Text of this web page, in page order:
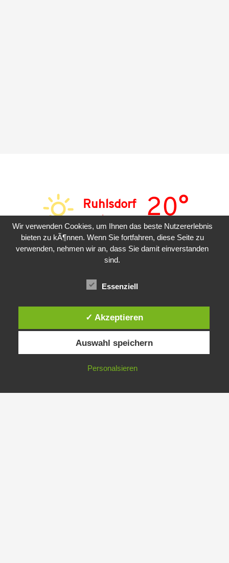
Ruhlsdorf
sonnig 20°
SAM SON MON
Copyright © 2026 | Präsentiert vonAstra-WordPress-Theme
Wir verwenden Cookies, um Ihnen das beste Nutzererlebnis
bieten zu kÃ¶nnen. Wenn Sie fortfahren, diese Seite zu
verwenden, nehmen wir an, dass Sie damit einverstanden
sind.
Essenziell
✓ Akzeptieren
Auswahl speichern
Personalsieren